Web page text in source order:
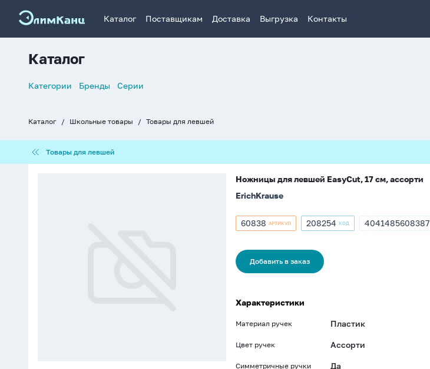
Каталог Поставщикам Доставка Выгрузка Контакты
Каталог
Список
Категории Бренды Серии
крошки
Каталог Школьные товары Товары для левшей
для
левшей
Товары для левшей
Ножницы для левшей EasyCut, 17 см, ассорти
ErichKrause
Артикул
60838 АРТИКУЛ
Артикул
208254 КОД
ШТРИХКОД
4041485608387
Добавить в заказ
Характеристики
Материал ручек Пластик
Цвет ручек Ассорти
Симметричные ручки Да